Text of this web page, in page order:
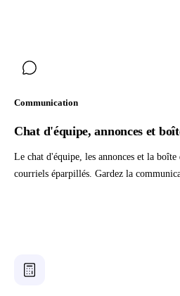
Communication
Chat d'équipe, annonces et
Le chat d'équipe, les annonces et la
courriels éparpillés. Gardez la